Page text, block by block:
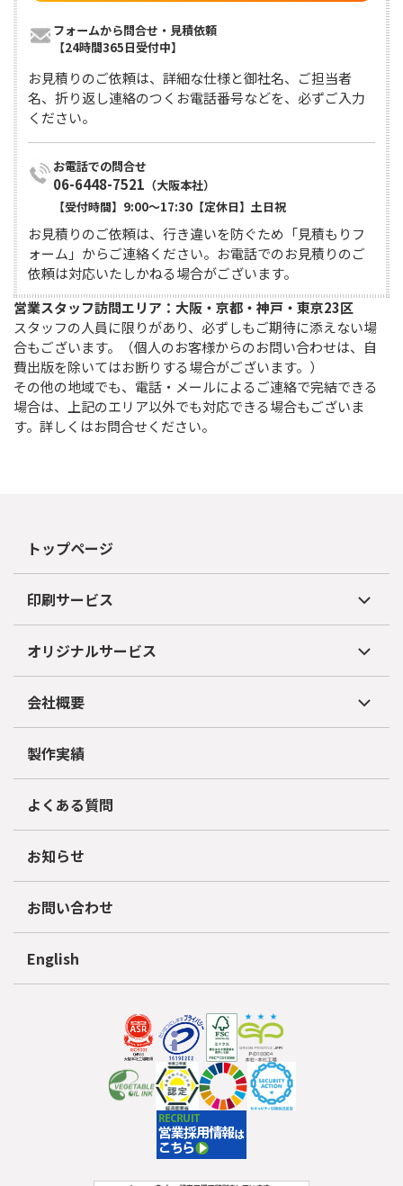
フォームから問合せ・見積依頼
【24時間365日受付中】
お見積りのご依頼は、詳細な仕様と御社名、ご担当者
名、折り返し連絡のつくお電話番号などを、必ずご入力
ください。
06-6448-7521 （大阪本社）
【受付時間】9:00〜17:30【定休日】土日祝
お見積りのご依頼は、行き違いを防ぐため「見積もりフ
ォーム」からご連絡ください。お電話でのお見積りのご
依頼は対応いたしかねる場合がございます。
営業スタッフ訪問エリア：大阪・京都・神戸・東京23区
スタッフの人員に限りがあり、必ずしもご期待に添えない場
合もございます。（個人のお客様からのお問い合わせは、自
費出版を除いてはお断りする場合がございます。）
その他の地域でも、電話・メールによるご連絡で完結できる
場合は、上記のエリア以外でも対応できる場合もございま
す。詳しくはお問合せください。
トップページ
印刷サービス
オリジナルサービス
会社概要
製作実績
よくある質問
お知らせ
お問い合わせ
English